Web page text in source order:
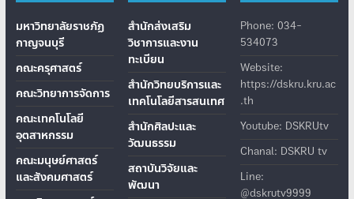
มหาวิทยาลัยราชภัฏ
กาญจนบุรี
คณะครุศาสตร์
คณะวิทยาการจัดการ
คณะเทคโนโลยี
อุตสาหกรรม
คณะมนุษย์ศาสตร์
และสังคมศาสตร์
สำนักส่งเสริม
วิชาการและงาน
ทะเบียน
สำนักวิทยบริการและ
เทคโนโลยีสารสนเทศ
สำนักศิลปะและ
วัฒนธรรม
สถาบันวิจัยและ
พัฒนา
Phone: 034-
534073
Website:
https://dskru.kru.ac
.th
Youtube: DSKRUtv
Chanal: DSKRU tv
Line:
@dskrutv9999